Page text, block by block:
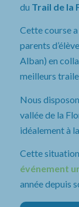
du Trail de la
Cette course
parents
Alban) en
meilleurs
Nous
vallée de la
idéalement à la
Cette
événement
année depuis